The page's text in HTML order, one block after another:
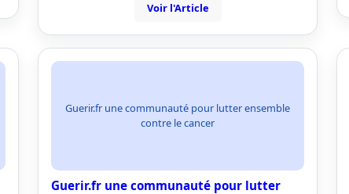
Voir l'Article
Guerir.fr une communauté pour lutter ensemble
contre le cancer
Guerir.fr une communauté pour lutter